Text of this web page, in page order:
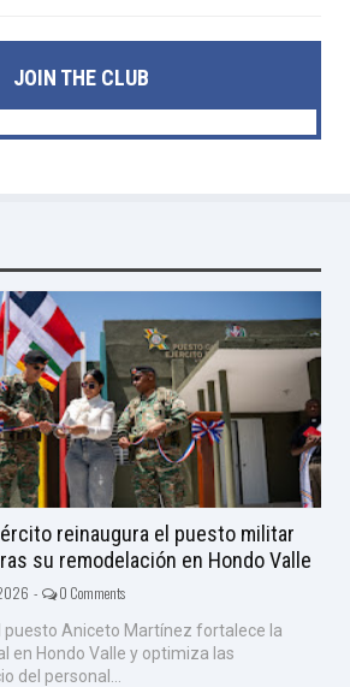
JOIN THE CLUB
reinaugura el puesto militar
su remodelación en Hondo Valle
- 0 Comments
puesto Aniceto Martínez fortalece la
en Hondo Valle y optimiza las
del personal...